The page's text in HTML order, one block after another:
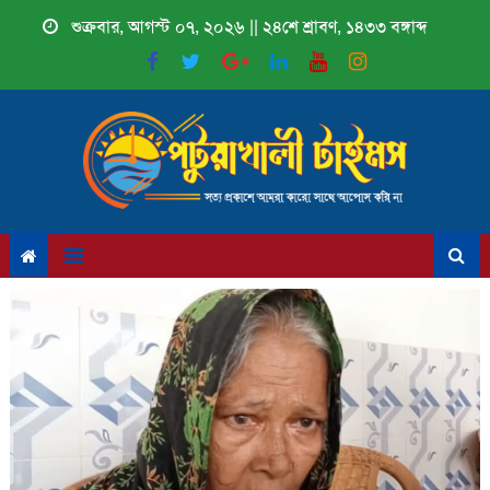
শুক্রবার, আগস্ট ০৭, ২০২৬ || ২৪শে শ্রাবণ, ১৪৩৩ বঙ্গাব্দ